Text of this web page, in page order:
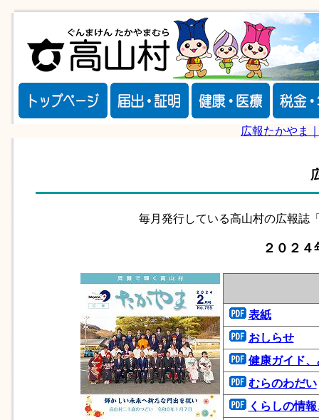
広報たかやま
毎月発行している高山村の広報誌
２０２
表紙
おしらせ
健康ガイド
むらのわだい
くらしの情